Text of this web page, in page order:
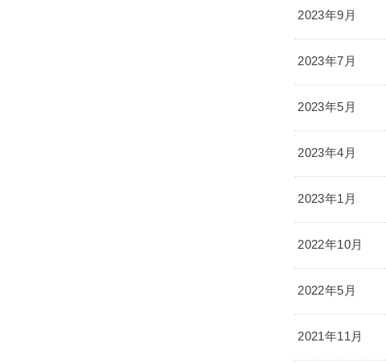
2023年9月
2023年7月
2023年5月
2023年4月
2023年1月
2022年10月
2022年5月
2021年11月